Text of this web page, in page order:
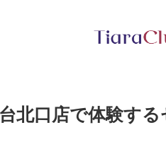
北口店で体験す